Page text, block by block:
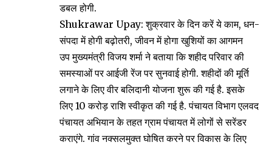
डबल होगी.
Shukrawar Upay: शुक्रवार के दिन करें ये काम, धन-
संपदा में होगी बढ़ोतरी, जीवन में होगा खुशियों का आगमन
उप मुख्यमंत्री विजय शर्मा ने बताया कि शहीद परिवार की
समस्याओं पर आईजी रेंज पर सुनवाई होगी. शहीदों की मूर्ति
लगाने के लिए वीर बलिदानी योजना शुरू की गई है. इसके
लिए 10 करोड़ राशि स्वीकृत की गई है. पंचायत विभाग एलवद
पंचायत अभियान के तहत ग्राम पंचायत में लोगों से सरेंडर
कराएंगे. गांव नक्सलमुक्त घोषित करने पर विकास के लिए